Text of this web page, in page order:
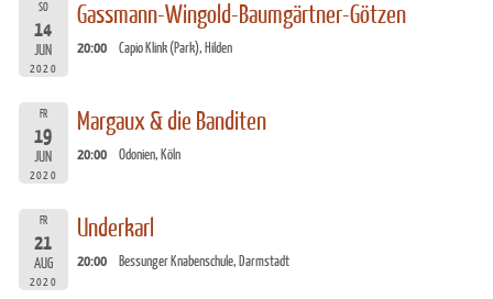
SO
14
JUN
2020
Gassmann-Wingold-Baumgärtner-Götzen
20:00 Capio Klink (Park), Hilden
FR
19
JUN
2020
Margaux & die Banditen
20:00 Odonien, Köln
FR
21
AUG
2020
Underkarl
20:00 Bessunger Knabenschule, Darmstadt